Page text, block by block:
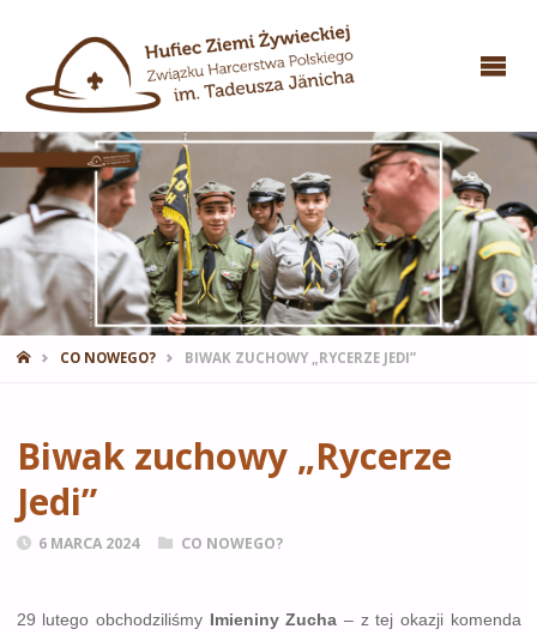
STRONA
CO NOWEGO? BIWAK ZUCHOWY „RYCERZE JEDI”
Biwak zuchowy „Rycerze
Jedi”
6 MARCA 2024 CO NOWEGO?
29 lutego obchodziliśmy Imieniny Zucha – z tej okazji komenda